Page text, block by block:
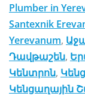
Plumber in
Santexnik
Yerevanum,
Դավթաշեն,
Կենտրոն,
Կենցաղային